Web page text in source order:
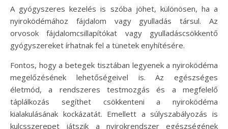
A gyógyszeres kezelés is szóba jöhet, különösen, ha a
nyiroködémához fájdalom vagy gyulladás társul. Az
orvosok fájdalomcsillapítókat vagy gyulladáscsökkentő
gyógyszereket írhatnak fel a tünetek enyhítésére.
Fontos, hogy a betegek tisztában legyenek a nyiroködéma
megelőzésének lehetőségeivel is. Az egészséges
életmód, a rendszeres testmozgás és a megfelelő
táplálkozás segíthet csökkenteni a nyiroködéma
kialakulásának kockázatát. Emellett a súlyszabályozás is
kulcsszerepet játszik a nyirokrendszer egészségének